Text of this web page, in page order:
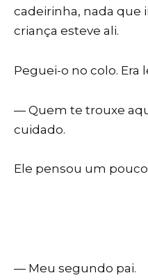
cadeirinha, nada que
criança esteve ali.
Peguei-o no colo. Era
— Quem te trouxe
cuidado.
Ele pensou um
— Meu segundo pai.